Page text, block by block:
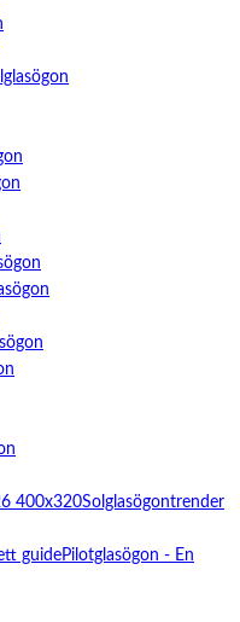
Solglasögontrender
Pilotglasögon - En